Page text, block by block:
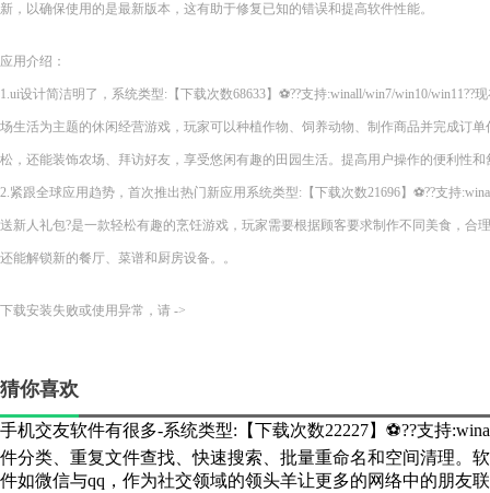
新，以确保使用的是最新版本，这有助于修复已知的错误和提高软件性能。
应用介绍：
1.ui设计简洁明了，系统类型:【下载次数68633】⚽??支持:winall/win7/win10/win11??
场生活为主题的休闲经营游戏，玩家可以种植作物、饲养动物、制作商品并完成订
松，还能装饰农场、拜访好友，享受悠闲有趣的田园生活。提高用户操作的便利性和
2.紧跟全球应用趋势，首次推出热门新应用系统类型:【下载次数21696】⚽??支持
送新人礼包?是一款轻松有趣的烹饪游戏，玩家需要根据顾客要求制作不同美食，合
还能解锁新的餐厅、菜谱和厨房设备。。
下载安装失败或使用异常，请 ->
猜你喜欢
手机交友软件有很多-系统类型:【下载次数22227】⚽??支持
件分类、重复文件查找、快速搜索、批量重命名和空间清理。
件如微信与qq，作为社交领域的领头羊让更多的网络中的朋友